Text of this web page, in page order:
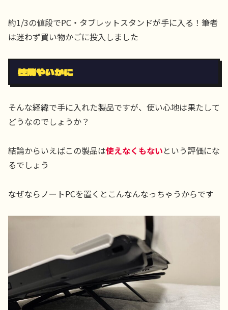
約1/3の値段でPC・タブレットスタンドが手に入る！筆者
は迷わず買い物かごに投入しました
性能やいかに
そんな経緯で手に入れた製品ですが、使い心地は果たして
どうなのでしょうか？
結論からいえばこの製品は使えなくもないという評価にな
るでしょう
なぜならノートPCを置くとこんなんなっちゃうからです